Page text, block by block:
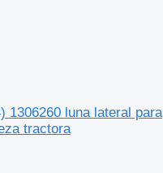
1306260 luna lateral para
tractora